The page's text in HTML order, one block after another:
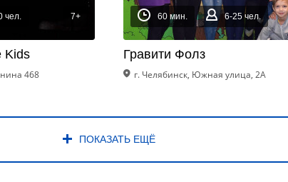
чел. 7+
Kids
468
60 мин. 6-25 чел.
Гравити Фолз
г. Челябинск, Южная улица, 2А
ПОКАЗАТЬ ЕЩЁ